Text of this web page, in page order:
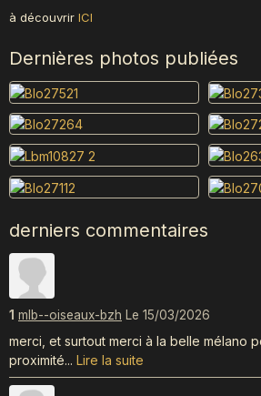
à découvrir ICI
Dernières photos publiées
derniers commentaires
1 mlb--oiseaux-bzh Le 15/03/2026
merci, et surtout merci à la belle mélano
proximité... Lire la suite